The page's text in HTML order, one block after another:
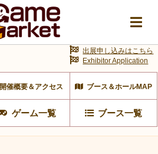
開催概要＆アクセス ブース＆ホールMAP
ゲーム一覧 ブース一覧
出展申し込みはこちら
Exhibitor Application